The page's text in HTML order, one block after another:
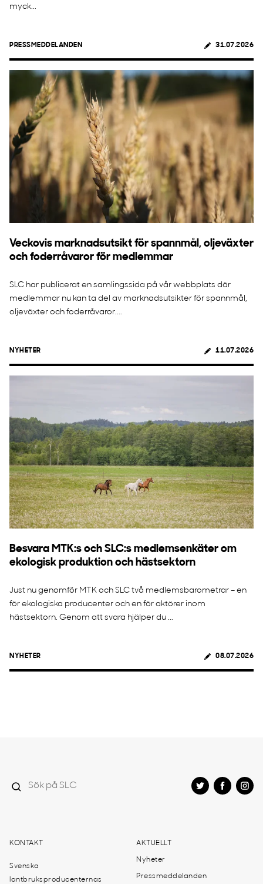
myck...
PRESSMEDDELANDEN 31.07.2026
Veckovis marknadsutsikt för spannmål, oljeväxter
och foderråvaror för medlemmar
SLC har publicerat en samlingssida på vår webbplats där
medlemmar nu kan ta del av marknadsutsikter för spannmål,
oljeväxter och foderråvaror....
NYHETER 11.07.2026
Besvara MTK:s och SLC:s medlemsenkäter om
ekologisk produktion och hästsektorn
Just nu genomför MTK och SLC två medlemsbarometrar – en
för ekologiska producenter och en för aktörer inom
hästsektorn. Genom att svara hjälper du ...
NYHETER 08.07.2026
KONTAKT
Svenska
lantbruksproducenternas
AKTUELLT
Nyheter
Pressmeddelanden